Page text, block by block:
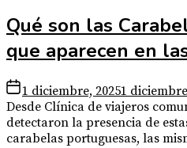
Qué son las
que aparecen en
1 diciembre, 20251
Desde Clínica de viajeros
detectaron la presencia de
carabelas portuguesas, las